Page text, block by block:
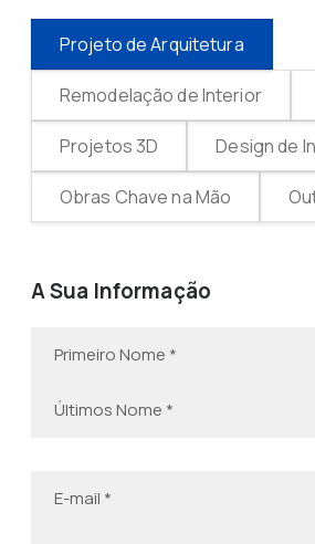
Projeto de Arquitetura
Remodelação de Interior
Projetos 3D Design de
Obras Chave na Mão
A Sua Informação